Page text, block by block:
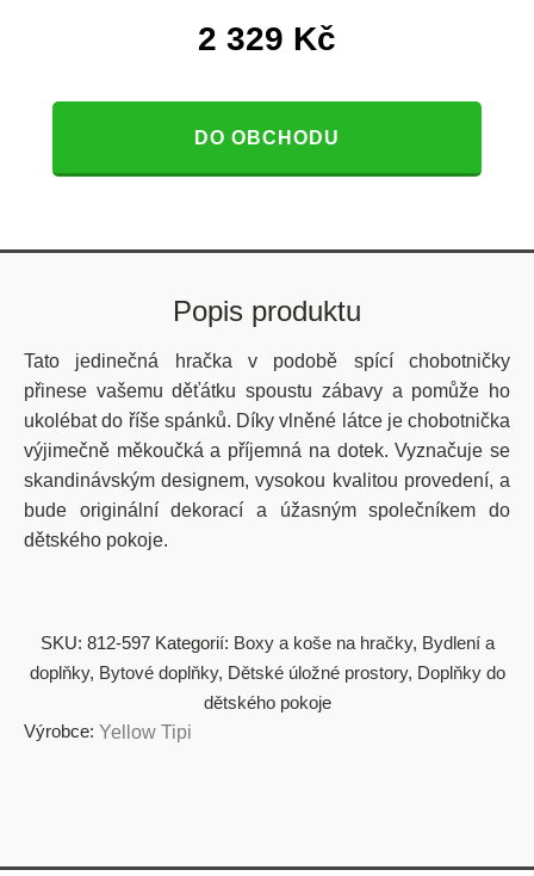
2 329 Kč
DO OBCHODU
Popis produktu
Tato jedinečná hračka v podobě spící chobotničky
přinese vašemu děťátku spoustu zábavy a pomůže ho
ukolébat do říše spánků. Díky vlněné látce je chobotnička
výjimečně měkoučká a příjemná na dotek. Vyznačuje se
skandinávským designem, vysokou kvalitou provedení, a
bude originální dekorací a úžasným společníkem do
dětského pokoje.
SKU: 812-597 Kategorií: Boxy a koše na hračky, Bydlení a
doplňky, Bytové doplňky, Dětské úložné prostory, Doplňky do
dětského pokoje
Výrobce: Yellow Tipi